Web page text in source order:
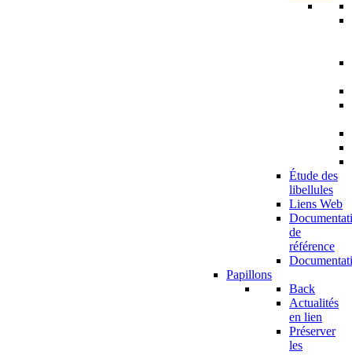
Étude des
libellules
Liens Web
de
référence
Papillons
Back
Actualités
en lien
Préserver
les